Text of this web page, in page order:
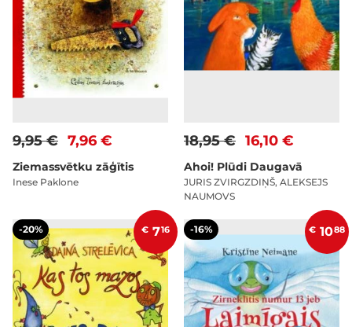
7,96 €
9,95 €
Ziemassvētku zāģītis
Inese Paklone
16,10 €
18,95 €
Ahoi! Plūdi Daugavā
JURIS ZVIRGZDIŅŠ, ALEKSEJS
NAUMOVS
-20% € 716 -16% € 1088